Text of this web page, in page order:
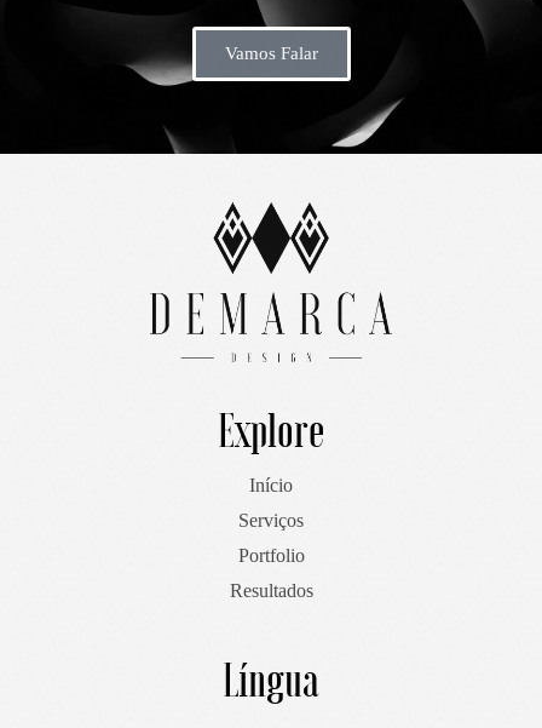
Vamos Falar
Explore
Início
Serviços
Portfolio
Resultados
Língua